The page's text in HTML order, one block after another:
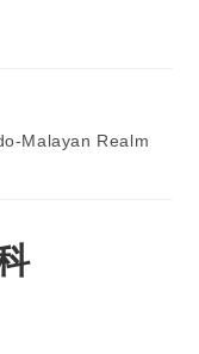
Malayan Realm